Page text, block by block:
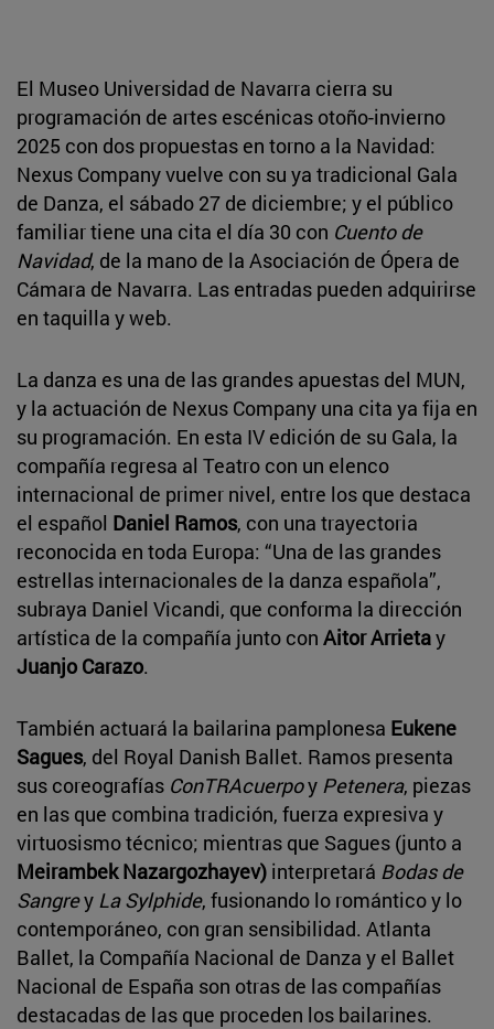
El Museo Universidad de Navarra cierra su
programación de artes escénicas otoño-invierno
2025 con dos propuestas en torno a la Navidad:
Nexus Company vuelve con su ya tradicional Gala
de Danza, el sábado 27 de diciembre; y el público
familiar tiene una cita el día 30 con Cuento de
Navidad, de la mano de la Asociación de Ópera de
Cámara de Navarra. Las entradas pueden adquirirse
en taquilla y web.
La danza es una de las grandes apuestas del MUN,
y la actuación de Nexus Company una cita ya fija en
su programación. En esta IV edición de su Gala, la
compañía regresa al Teatro con un elenco
internacional de primer nivel, entre los que destaca
el español Daniel Ramos, con una trayectoria
reconocida en toda Europa: “Una de las grandes
estrellas internacionales de la danza española”,
subraya Daniel Vicandi, que conforma la dirección
artística de la compañía junto con Aitor Arrietay
Juanjo Carazo.
También actuará la bailarina pamplonesa Eukene
Sagues, del Royal Danish Ballet. Ramos presenta
sus coreografías ConTRAcuerpoy Petenera, piezas
en las que combina tradición, fuerza expresiva y
virtuosismo técnico; mientras que Sagues (junto a
Meirambek Nazargozhayev) interpretará Bodas de
Sangrey La Sylphide, fusionando lo romántico y lo
contemporáneo, con gran sensibilidad. Atlanta
Ballet, la Compañía Nacional de Danza y el Ballet
Nacional de España son otras de las compañías
destacadas de las que proceden los bailarines.